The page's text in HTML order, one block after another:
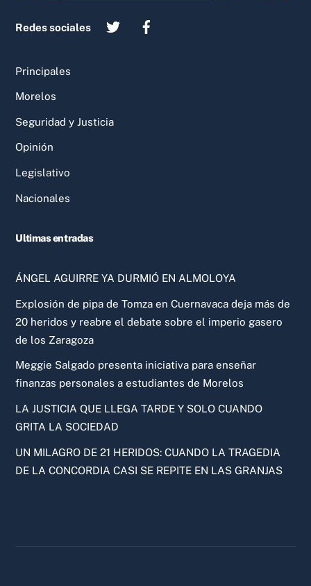
Redes sociales
Principales
Morelos
Seguridad y Justicia
Opinión
Legislativo
Nacionales
Ultimas entradas
ÁNGEL AGUIRRE YA DURMIÓ EN ALMOLOYA
Explosión de pipa de Tomza en Cuernavaca deja más de
20 heridos y reabre el debate sobre el imperio gasero
de los Zaragoza
Meggie Salgado presenta iniciativa para enseñar
finanzas personales a estudiantes de Morelos
LA JUSTICIA QUE LLEGA TARDE Y SOLO CUANDO
GRITA LA SOCIEDAD
UN MILAGRO DE 21 HERIDOS: CUANDO LA TRAGEDIA
DE LA CONCORDIA CASI SE REPITE EN LAS GRANJAS